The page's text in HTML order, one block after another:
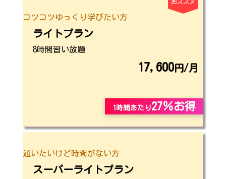
おススメ
コツコツゆっくり学びたい方
ライトプラン
8時間習い放題
17,600 円/月
1時間あたり27％お得
通いたいけど時間がない方
スーパーライトプラン